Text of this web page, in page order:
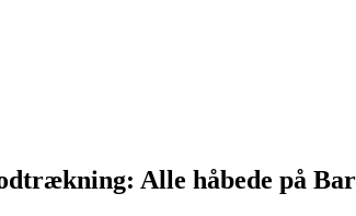
Alle håbede på